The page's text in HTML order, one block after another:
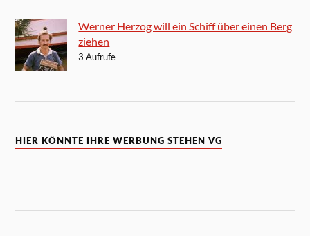
Werner Herzog will ein Schiff über einen Berg
ziehen
3 Aufrufe
HIER KÖNNTE IHRE WERBUNG STEHEN VG